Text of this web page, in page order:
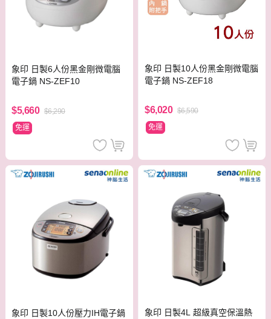
象印 日製6人份黑金剛微電腦
電子鍋 NS-ZEF10
$5,660 $6,290
免運
象印 日製10人份黑金剛微電腦
電子鍋 NS-ZEF18
$6,020 $6,590
免運
象印 日製10人份壓力IH電子鍋
象印 日製4L 超級真空保溫熱